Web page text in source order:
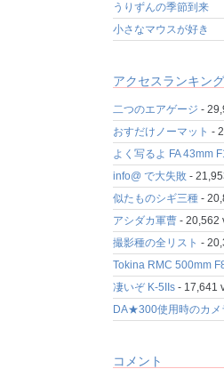
うりずんの季節到来
小さなマウスが好き
アクセスランキン
二つのエアゲージ -
おすだけノーマット -
よく写るよ FA 43mm
info@ で大失敗-
似たものシギ三種-
アシダカ軍曹- 20,562
撮影種の全リスト -
Tokina RMC 500mm
凄いぞ K-5IIs- 17,641
DA★300使用時のカメ
コメント